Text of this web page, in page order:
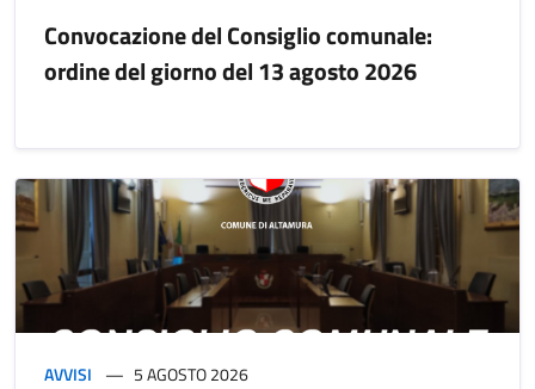
Convocazione del Consiglio comunale:
ordine del giorno del 13 agosto 2026
AVVISI 5 AGOSTO 2026